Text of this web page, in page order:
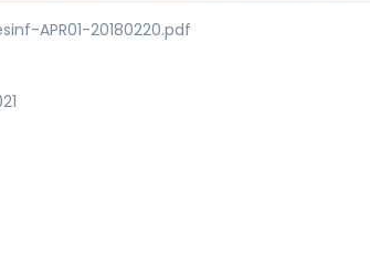
APR01-20180220.pdf